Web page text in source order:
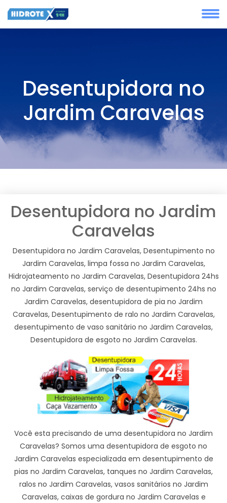
Desentupidora no
Jardim Caravelas
Desentupidora no Jardim
Caravelas
Desentupidora no Jardim Caravelas, Desentupimento no
Jardim Caravelas, limpa fossa no Jardim Caravelas,
Hidrojateamento no Jardim Caravelas, Desentupidora 24hs
no Jardim Caravelas, serviço de desentupimento 24hs no
Jardim Caravelas, desentupidora de pia no Jardim
Caravelas, Desentupimento de ralo no Jardim Caravelas,
desentupimento de vaso sanitário no Jardim Caravelas,
Desentupidora de esgoto no Jardim Caravelas.
Você esta precisando de uma desentupidora no Jardim
Caravelas? Somos uma desentupidora de esgoto no
Jardim Caravelas especializada em desentupimento de
pias no Jardim Caravelas, tanques no Jardim Caravelas,
ralos no Jardim Caravelas, vasos sanitários no Jardim
Caravelas, caixas de gordura no Jardim Caravelas e